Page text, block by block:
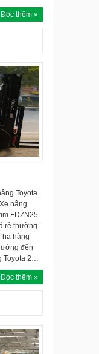
Đọc thêm »
Toyota
nâng
FDZN25
rẻ thường
hạ hàng
đến
Toyota 2…
Đọc thêm »